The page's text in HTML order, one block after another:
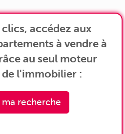
clics, accédez aux
à vendre à
au seul moteur
l'immobilier :
ma recherche